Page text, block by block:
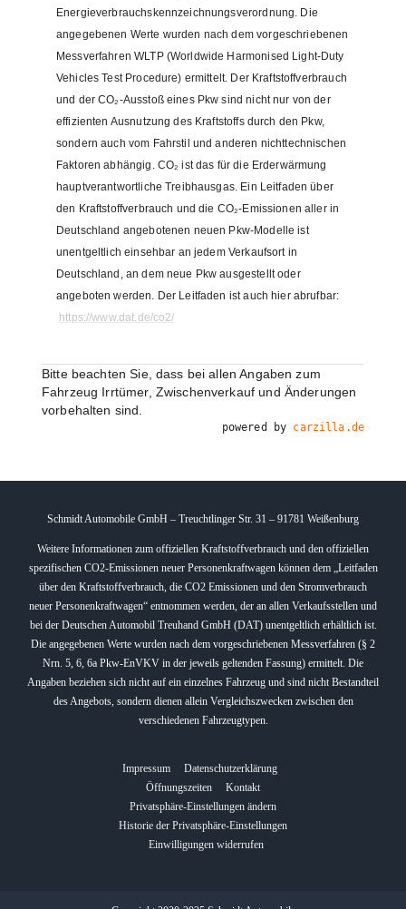
Energieverbrauchskennzeichnungsverordnung. Die
angegebenen Werte wurden nach dem vorgeschriebenen
Messverfahren WLTP (Worldwide Harmonised Light-Duty
Vehicles Test Procedure) ermittelt. Der Kraftstoffverbrauch
und der CO₂-Ausstoß eines Pkw sind nicht nur von der
effizienten Ausnutzung des Kraftstoffs durch den Pkw,
sondern auch vom Fahrstil und anderen nichttechnischen
Faktoren abhängig. CO₂ ist das für die Erderwärmung
hauptverantwortliche Treibhausgas. Ein Leitfaden über
den Kraftstoffverbrauch und die CO₂-Emissionen aller in
Deutschland angebotenen neuen Pkw-Modelle ist
unentgeltlich einsehbar an jedem Verkaufsort in
Deutschland, an dem neue Pkw ausgestellt oder
angeboten werden. Der Leitfaden ist auch hier abrufbar:
https://www.dat.de/co2/
Bitte beachten Sie, dass bei allen Angaben zum
Fahrzeug Irrtümer, Zwischenverkauf und Änderungen
vorbehalten sind.
powered by carzilla.de
Schmidt Automobile GmbH – Treuchtlinger Str. 31 – 91781 Weißenburg
Weitere Informationen zum offiziellen Kraftstoffverbrauch und den offiziellen
spezifischen CO2-Emissionen neuer Personenkraftwagen können dem „Leitfaden
über den Kraftstoffverbrauch, die CO2 Emissionen und den Stromverbrauch
neuer Personenkraftwagen“ entnommen werden, der an allen Verkaufsstellen und
bei der Deutschen Automobil Treuhand GmbH (DAT) unentgeltlich erhältlich ist.
Die angegebenen Werte wurden nach dem vorgeschriebenen Messverfahren (§ 2
Nrn. 5, 6, 6a Pkw-EnVKV in der jeweils geltenden Fassung) ermittelt. Die
Angaben beziehen sich nicht auf ein einzelnes Fahrzeug und sind nicht Bestandteil
des Angebots, sondern dienen allein Vergleichszwecken zwischen den
verschiedenen Fahrzeugtypen.
Impressum
Datenschutzerklärung
Öffnungszeiten
Kontakt
Privatsphäre-Einstellungen ändern
Historie der Privatsphäre-Einstellungen
Einwilligungen widerrufen